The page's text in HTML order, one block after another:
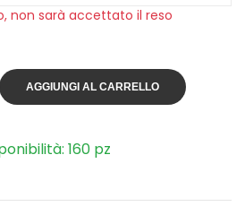
non sarà accettato il reso
AGGIUNGI AL CARRELLO
160 pz